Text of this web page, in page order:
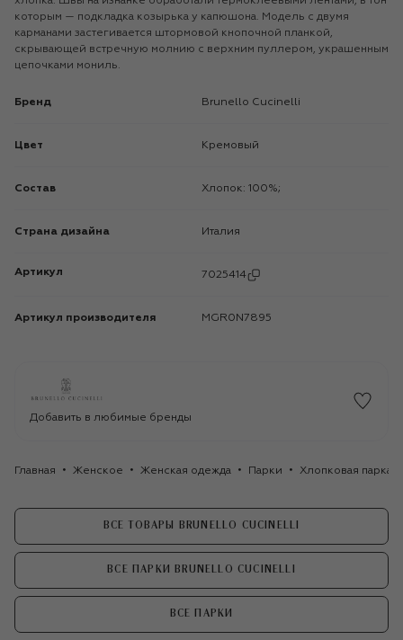
которым — подкладка козырька у капюшона. Модель с двумя
карманами застегивается штормовой кнопочной планкой,
скрывающей встречную молнию с верхним пуллером, украшенным
цепочками мониль.
Бренд Brunello Cucinelli
Цвет Кремовый
Состав Хлопок: 100%;
Страна дизайна Италия
Артикул 7025414
Артикул производителя MGR0N7895
Добавить в любимые бренды
Главная Женское Женская одежда Парки Хлопковая парка
ВСЕ ТОВАРЫ BRUNELLO CUCINELLI
ВСЕ ПАРКИ BRUNELLO CUCINELLI
ВСЕ ПАРКИ